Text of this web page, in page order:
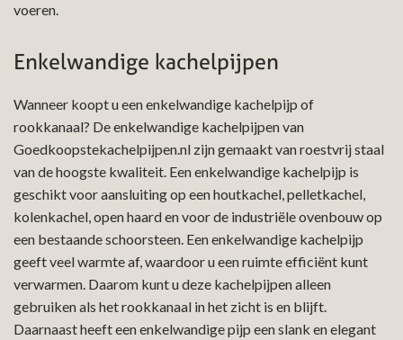
voeren.
Enkelwandige kachelpijpen
Wanneer koopt u een enkelwandige kachelpijp of
rookkanaal? De enkelwandige kachelpijpen van
Goedkoopstekachelpijpen.nl zijn gemaakt van roestvrij staal
van de hoogste kwaliteit. Een enkelwandige kachelpijp is
geschikt voor aansluiting op een houtkachel, pelletkachel,
kolenkachel, open haard en voor de industriële ovenbouw op
een bestaande schoorsteen. Een enkelwandige kachelpijp
geeft veel warmte af, waardoor u een ruimte efficiënt kunt
verwarmen. Daarom kunt u deze kachelpijpen alleen
gebruiken als het rookkanaal in het zicht is en blijft.
Daarnaast heeft een enkelwandige pijp een slank en elegant